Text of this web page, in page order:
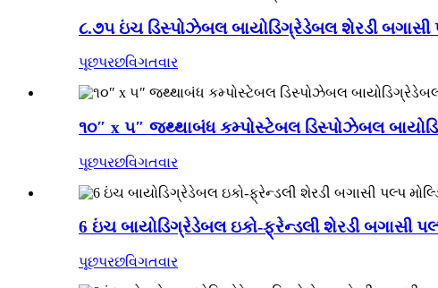
૮.૭૫ ઇંચ ડિસ્પોઝેબલ બાયોડિગ્રેડેબલ શેરડી બગાસી
પૂછપરછવિગતવાર
૧૦″ x ૫″ જથ્થાબંધ કમ્પોસ્ટેબલ ડિસ્પોઝેબલ
પૂછપરછવિગતવાર
6 ઇંચ બાયોડિગ્રેડેબલ ઇકો-ફ્રેન્ડલી શેરડી બગાસી
પૂછપરછવિગતવાર